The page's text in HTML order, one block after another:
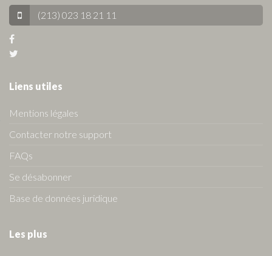
(213) 023 18 21 11
Liens utiles
Mentions légales
Contacter notre support
FAQs
Se désabonner
Base de données juridique
Les plus